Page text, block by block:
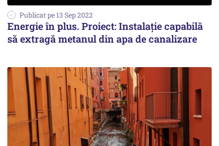
Publicat pe 13 Sep 2022
Energie în plus. Proiect: Instalație capabilă
să extragă metanul din apa de canalizare